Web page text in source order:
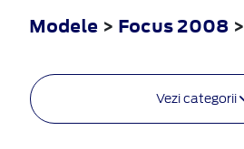
Modele > Focus 2008 >
Vezi categorii